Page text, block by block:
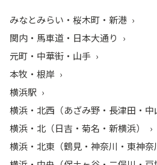
みなとみらい・桜木町・新港
関内・馬車道・日本大通り
元町・中華街・山手
本牧・根岸
横浜駅
横浜・北西（あざみ野・長津田・中
横浜・北（日吉・菊名・新横浜）
横浜・北東（鶴見・神奈川・東神奈